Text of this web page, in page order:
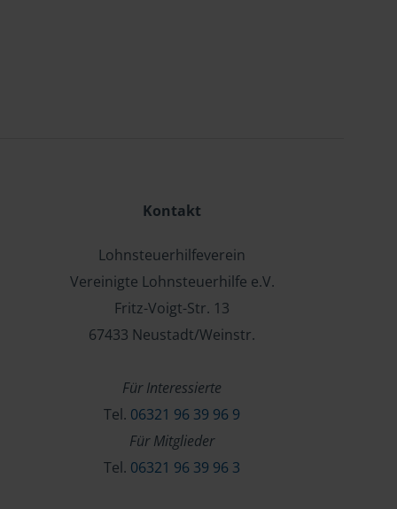
Kontakt
Lohnsteuerhilfeverein
Vereinigte Lohnsteuerhilfe e.V.
Fritz-Voigt-Str. 13
67433 Neustadt/Weinstr.
Für Interessierte
Tel. 06321 96 39 96 9
Für Mitglieder
Tel. 06321 96 39 96 3